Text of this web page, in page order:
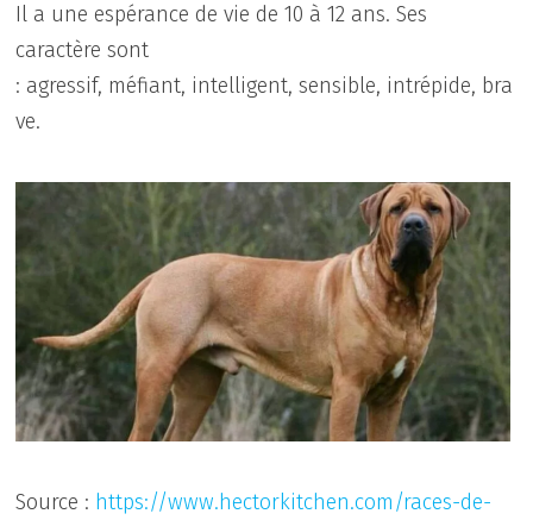
Il a une espérance de vie de 10 à 12 ans. Ses
caractère sont
: agressif, méfiant, intelligent, sensible, intrépide, bra
ve.
Source : https://www.hectorkitchen.com/races-de-